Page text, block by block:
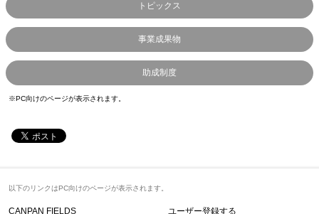
トピックス
事業成果物
助成制度
※PC向けのページが表示されます。
以下のリンクはPC向けのページが表示されます。
CANPAN FIELDS
ユーザー登録する